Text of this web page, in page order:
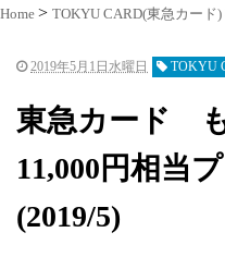
Home TOKYU CARD(東急カード)
2019年5月1日水曜日 TOKYU
東急カード
11,000円相当
(2019/5)